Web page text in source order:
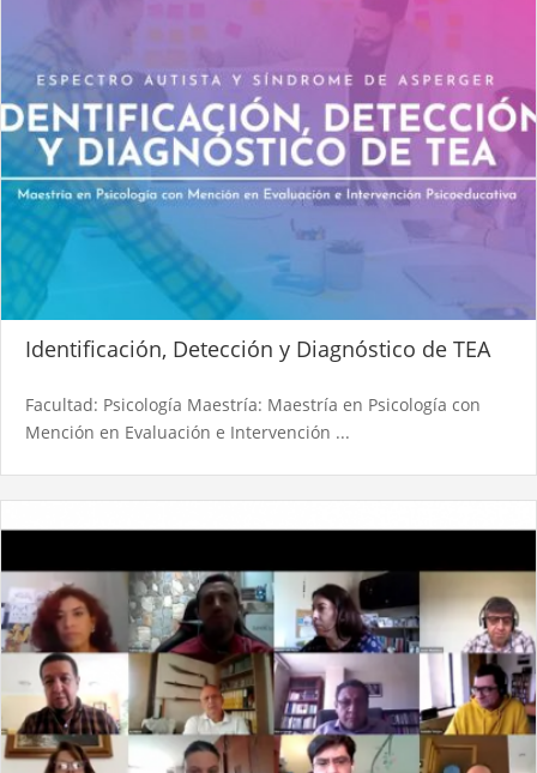
Identificación, Detección y Diagnóstico de TEA
Facultad: Psicología Maestría: Maestría en Psicología con
Mención en Evaluación e Intervención ...